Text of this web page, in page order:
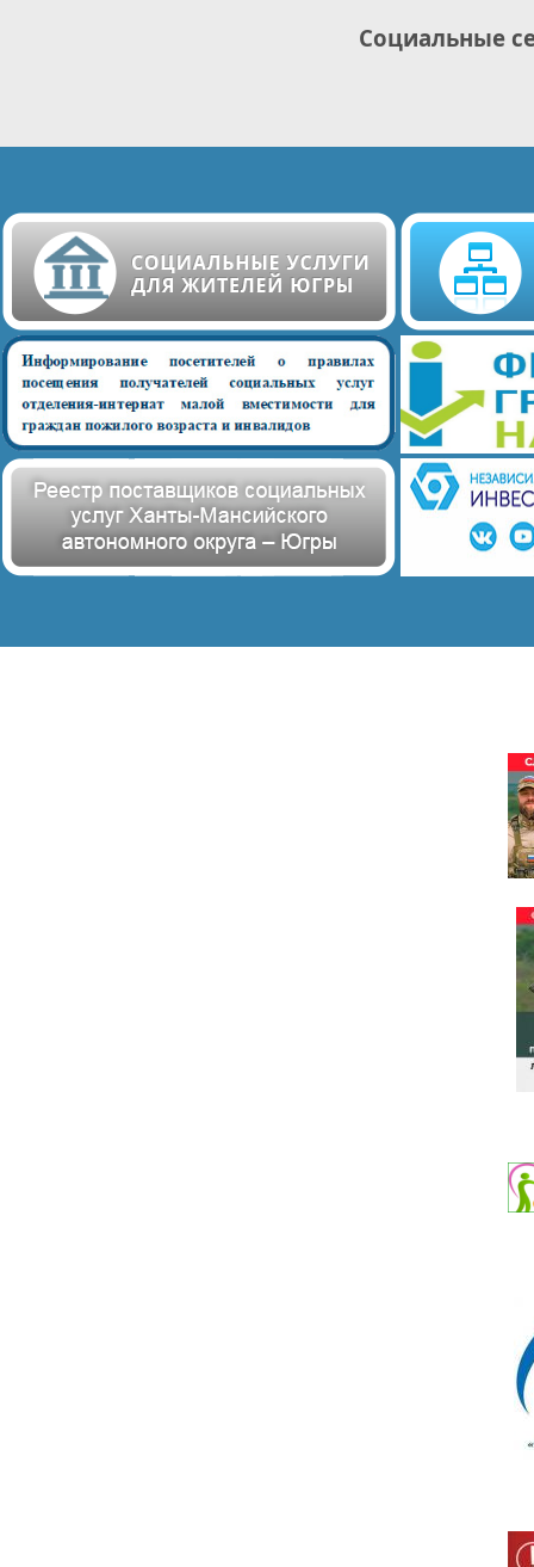
Социальные